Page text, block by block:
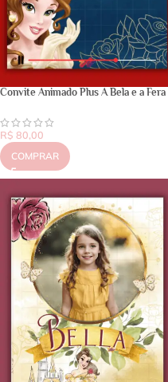
Convite Animado Plus A Bela e a Fera
R$ 80,00
COMPRAR